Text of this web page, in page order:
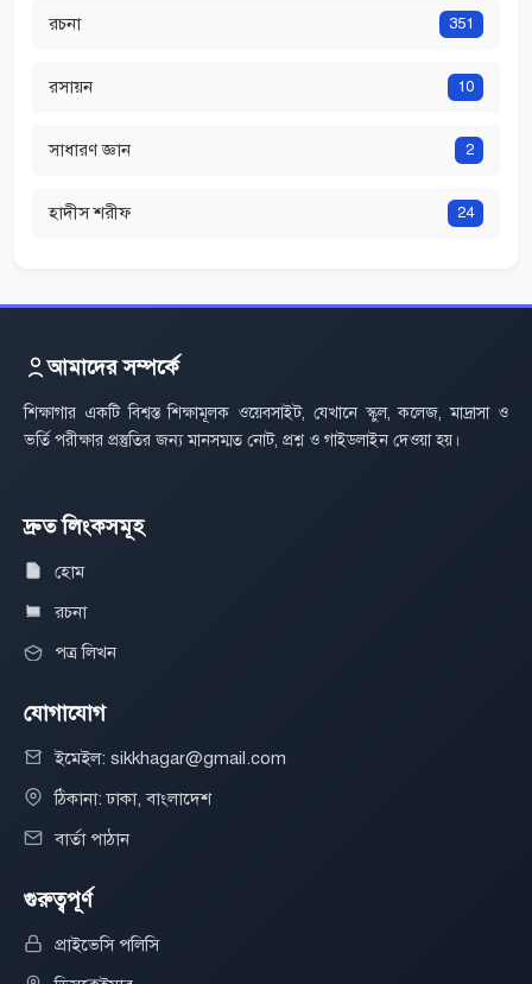
রচনা 351
রসায়ন 10
সাধারণ জ্ঞান 2
হাদীস শরীফ 24
আমাদের সম্পর্কে
শিক্ষাগার একটি বিশ্বস্ত শিক্ষামূলক ওয়েবসাইট, যেখানে স্কুল, কলেজ, মাদ্রাসা ও
ভর্তি পরীক্ষার প্রস্তুতির জন্য মানসম্মত নোট, প্রশ্ন ও গাইডলাইন দেওয়া হয়।
দ্রুত লিংকসমূহ
হোম
রচনা
পত্র লিখন
যোগাযোগ
ইমেইল: sikkhagar@gmail.com
ঠিকানা: ঢাকা, বাংলাদেশ
বার্তা পাঠান
গুরুত্বপূর্ণ
প্রাইভেসি পলিসি